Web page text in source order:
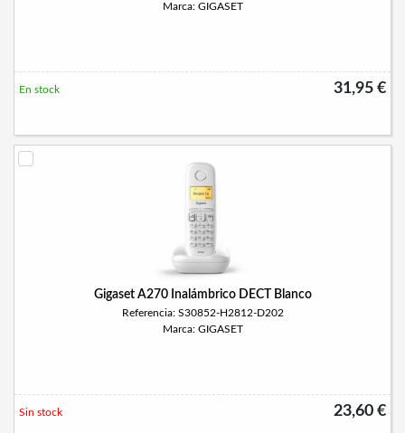
Marca: GIGASET
31,95 €
En stock
Gigaset A270 Inalámbrico DECT Blanco
Referencia: S30852-H2812-D202
Marca: GIGASET
23,60 €
Sin stock